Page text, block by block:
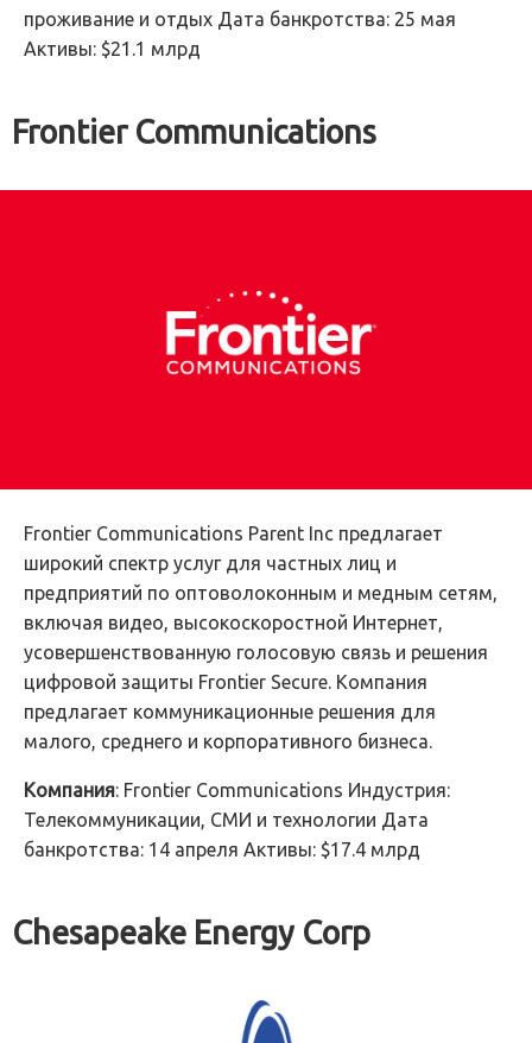
проживание и отдых Дата банкротства: 25 мая
Активы: $21.1 млрд
Frontier Communications
Frontier Communications Parent Inc предлагает
широкий спектр услуг для частных лиц и
предприятий по оптоволоконным и медным сетям,
включая видео, высокоскоростной Интернет,
усовершенствованную голосовую связь и решения
цифровой защиты Frontier Secure. Компания
предлагает коммуникационные решения для
малого, среднего и корпоративного бизнеса.
Компания: Frontier Communications Индустрия:
Телекоммуникации, СМИ и технологии Дата
банкротства: 14 апреля Активы: $17.4 млрд
Chesapeake Energy Corp